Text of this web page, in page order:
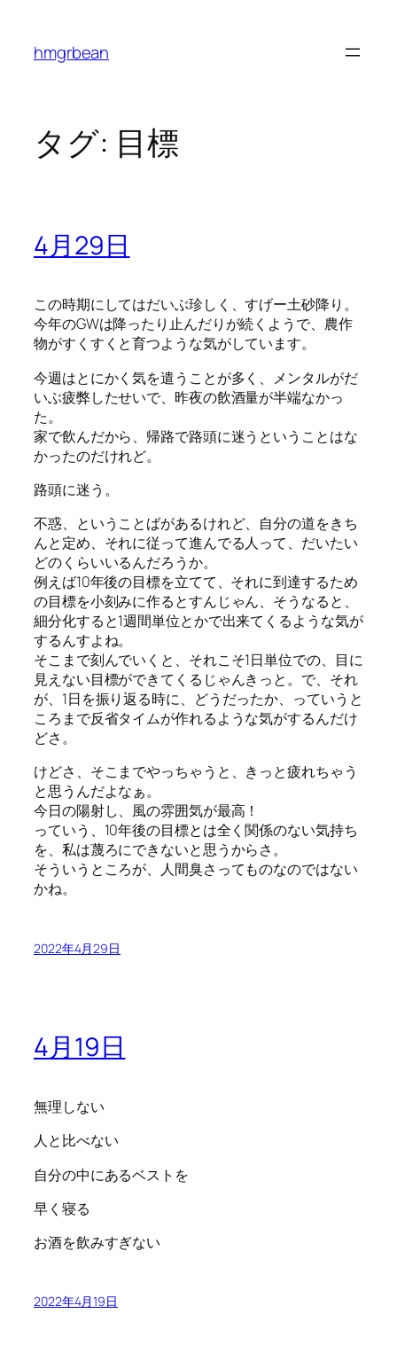
hmgrbean
タグ: 目標
4月29日
この時期にしてはだいぶ珍しく、すげー土砂降り。
今年のGWは降ったり止んだりが続くようで、農作
物がすくすくと育つような気がしています。
今週はとにかく気を遣うことが多く、メンタルがだ
いぶ疲弊したせいで、昨夜の飲酒量が半端なかっ
た。
家で飲んだから、帰路で路頭に迷うということはな
かったのだけれど。
路頭に迷う。
不惑、ということばがあるけれど、自分の道をきち
んと定め、それに従って進んでる人って、だいたい
どのくらいいるんだろうか。
例えば10年後の目標を立てて、それに到達するため
の目標を小刻みに作るとすんじゃん、そうなると、
細分化すると1週間単位とかで出来てくるような気が
するんすよね。
そこまで刻んでいくと、それこそ1日単位での、目に
見えない目標ができてくるじゃんきっと。で、それ
が、1日を振り返る時に、どうだったか、っていうと
ころまで反省タイムが作れるような気がするんだけ
どさ。
けどさ、そこまでやっちゃうと、きっと疲れちゃう
と思うんだよなぁ。
今日の陽射し、風の雰囲気が最高！
っていう、10年後の目標とは全く関係のない気持ち
を、私は蔑ろにできないと思うからさ。
そういうところが、人間臭さってものなのではない
かね。
2022年4月29日
4月19日
無理しない
人と比べない
自分の中にあるベストを
早く寝る
お酒を飲みすぎない
2022年4月19日